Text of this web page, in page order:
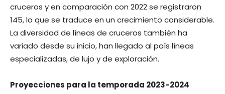
cruceros y en comparación con 2022 se registraron
145, lo que se traduce en un crecimiento considerable.
La diversidad de líneas de cruceros también ha
variado desde su inicio, han llegado al país líneas
especializadas, de lujo y de exploración.
Proyecciones para la temporada 2023-2024